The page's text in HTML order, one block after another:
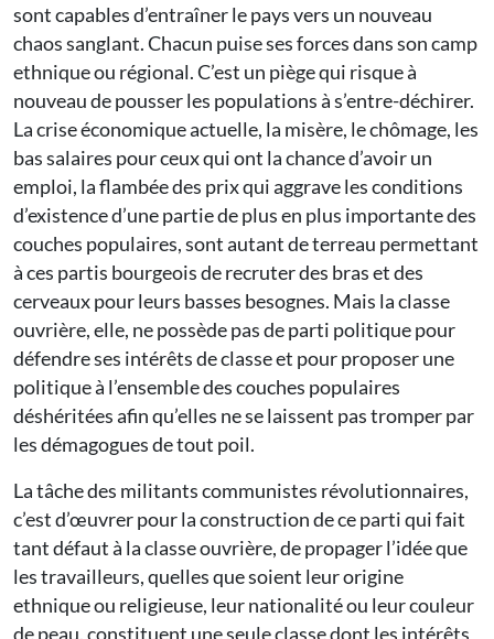
sont capables d’entraîner le pays vers un nouveau
chaos sanglant. Chacun puise ses forces dans son camp
ethnique ou régional. C’est un piège qui risque à
nouveau de pousser les populations à s’entre-déchirer.
La crise économique actuelle, la misère, le chômage, les
bas salaires pour ceux qui ont la chance d’avoir un
emploi, la flambée des prix qui aggrave les conditions
d’existence d’une partie de plus en plus importante des
couches populaires, sont autant de terreau permettant
à ces partis bourgeois de recruter des bras et des
cerveaux pour leurs basses besognes. Mais la classe
ouvrière, elle, ne possède pas de parti politique pour
défendre ses intérêts de classe et pour proposer une
politique à l’ensemble des couches populaires
déshéritées afin qu’elles ne se laissent pas tromper par
les démagogues de tout poil.
La tâche des militants communistes révolutionnaires,
c’est d’œuvrer pour la construction de ce parti qui fait
tant défaut à la classe ouvrière, de propager l’idée que
les travailleurs, quelles que soient leur origine
ethnique ou religieuse, leur nationalité ou leur couleur
de peau, constituent une seule classe dont les intérêts